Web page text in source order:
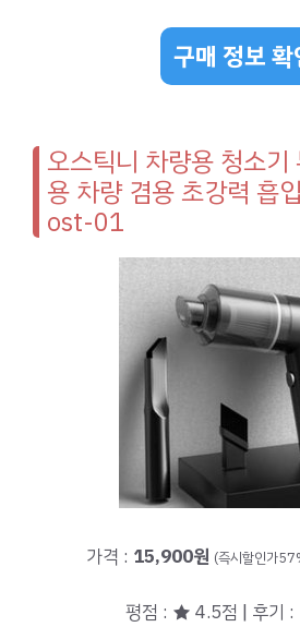
구매 정보 확
오스틱니 차량용 청소기
용 차량 겸용 초강력 흡
ost-01
가격 : 15,900원 (즉시할인가
평점 : ★ 4.5점 | 후기 :